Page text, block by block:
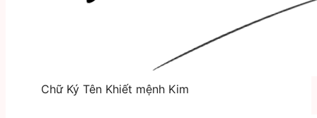
Chữ Ký Tên Khiết mệnh Kim